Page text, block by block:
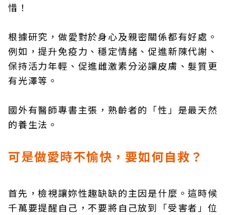
惜！
根據研究，做愛對於身心及親密關係都有好處。
例如，提升免疫力、穩定情緒、促進新陳代謝、
保持活力年輕、促進雌激素分泌讓皮膚、髮質更
有光澤等。
國外有醫師專書主張，熟齡者的「性」是最天然
的養生法。
可是做愛時不愉快，要如何自救？
首先，檢視讓妳性趣缺缺的主因是什麼。這時候
千萬要提醒自己，不要將自己放到「受害者」位